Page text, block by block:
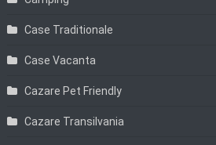
Case Traditionale
Case Vacanta
Cazare Pet Friendly
Cazare Transilvania